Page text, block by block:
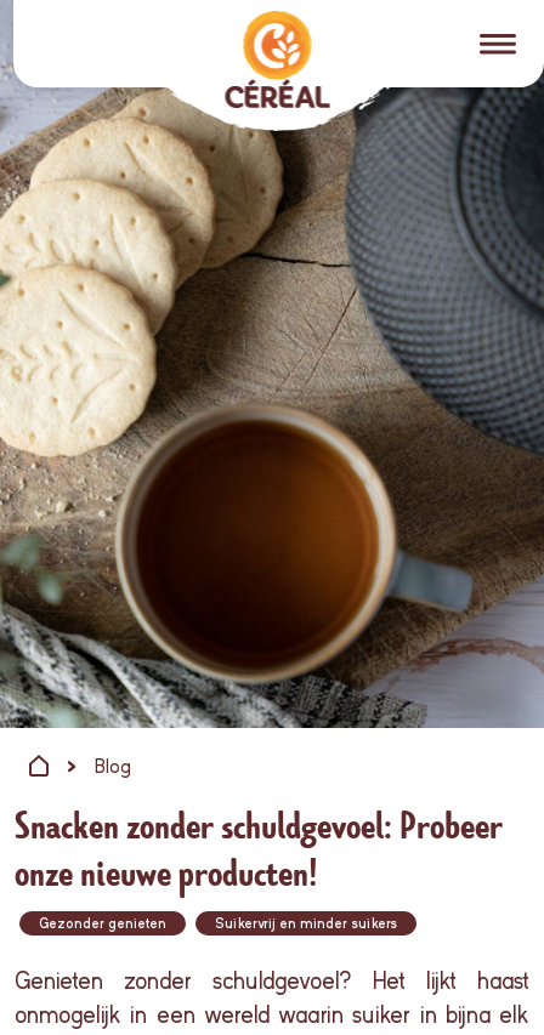
Blog
Snacken zonder schuldgevoel: Probeer
onze nieuwe producten!
Gezonder genieten Suikervrij en minder suikers
Genieten zonder schuldgevoel? Het lijkt haast
onmogelijk in een wereld waarin suiker in bijna elk